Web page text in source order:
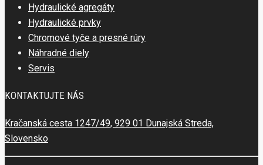
Hydraulické agregáty
Hydraulické prvky
Chromové tyče a presné rúry
Náhradné diely
Servis
KONTAKTUJTE NÁS
Kračanská cesta 1247/49, 929 01 Dunajská Streda,
Slovensko